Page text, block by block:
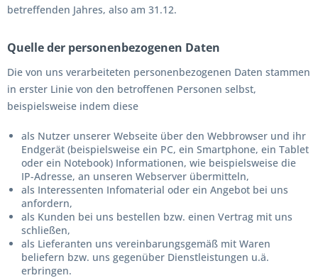
betreffenden Jahres, also am 31.12.
Quelle der personenbezogenen Daten
Die von uns verarbeiteten personenbezogenen Daten stammen
in erster Linie von den betroffenen Personen selbst,
beispielsweise indem diese
als Nutzer unserer Webseite über den Webbrowser und ihr
Endgerät (beispielsweise ein PC, ein Smartphone, ein Tablet
oder ein Notebook) Informationen, wie beispielsweise die
IP-Adresse, an unseren Webserver übermitteln,
als Interessenten Infomaterial oder ein Angebot bei uns
anfordern,
als Kunden bei uns bestellen bzw. einen Vertrag mit uns
schließen,
als Lieferanten uns vereinbarungsgemäß mit Waren
beliefern bzw. uns gegenüber Dienstleistungen u.ä.
erbringen.